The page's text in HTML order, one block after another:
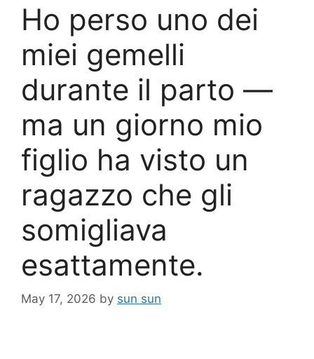
Ho perso uno dei
miei gemelli
durante il parto —
ma un giorno mio
figlio ha visto un
ragazzo che gli
somigliava
esattamente.
May 17, 2026 by sun sun